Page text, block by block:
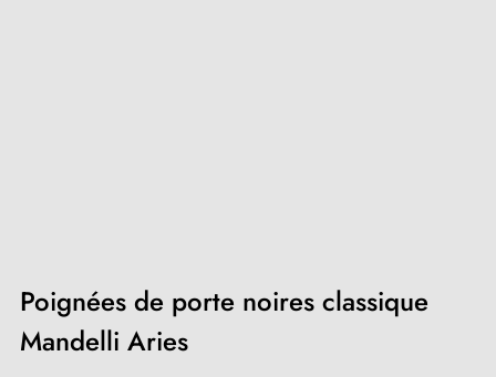
Poignées de porte noires classique
Mandelli Aries